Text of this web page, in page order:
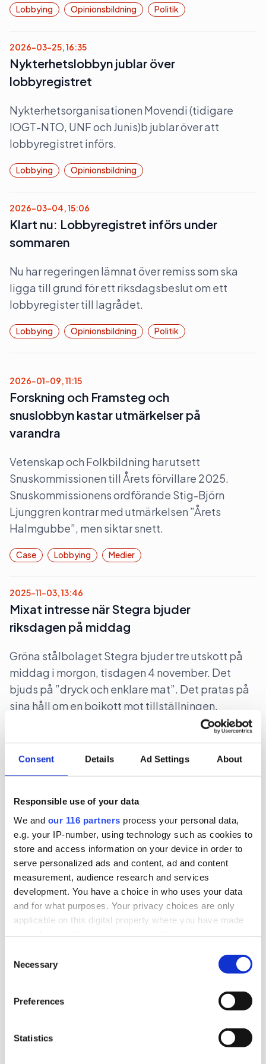
Consent Details Ad Settings About
Responsible use of your data
We and our 116 partners process your personal data,
e.g. your IP-number, using technology such as cookies to
store and access information on your device in order to
serve personalized ads and content, ad and content
measurement, audience research and services
development. You have a choice in who uses your data
and for what purposes. Your privacy choices are only
applicable on this digital property where you have made
the Privacy trigger icon.
Find out more about how your personal data is processed
and set your preferences in the
We use cookies to personalise content and ads, to
provide social media features and to analyse our traffic.
Selection
Necessary
Preferences
Statistics
Lobbying Opinionsbildning Politik
2026-03-25, 16:35
Nykterhetslobbyn jublar över
lobbyregistret
Nykterhetsorganisationen Movendi (tidigare
IOGT-NTO, UNF och Junis)b jublar över att
lobbyregistret införs.
Lobbying Opinionsbildning
2026-03-04, 15:06
Klart nu: Lobbyregistret införs under
sommaren
Nu har regeringen lämnat över remiss som ska
ligga till grund för ett riksdagsbeslut om ett
lobbyregister till lagrådet.
Lobbying Opinionsbildning Politik
2026-01-09, 11:15
Forskning och Framsteg och
snuslobbyn kastar utmärkelser på
varandra
Vetenskap och Folkbildning har utsett
Snuskommissionen till Årets förvillare 2025.
Snuskommissionens ordförande Stig-Björn
Ljunggren kontrar med utmärkelsen ”Årets
Halmgubbe”, men siktar snett.
Case Lobbying Medier
2025-11-03, 13:46
Mixat intresse när Stegra bjuder
riksdagen på middag
Gröna stålbolaget Stegra bjuder tre utskott på
middag i morgon, tisdagen 4 november. Det
bjuds på ”dryck och enklare mat”. Det pratas på
sina håll om en bojkott mot tillställningen.
civilsamhället
The Swedish Thing, startade 2023 som en pa-
byrå med S-stämpel. Nu tar byrån en ny position
som det som kan vara Sveriges första
civilsamhällesbyrå.
Affärer Lobbying Pr
Attendo bygger om – pa-chefen går
Efter tio år slutar vårdföretaget Attendos pa-
Arbetarrörelser